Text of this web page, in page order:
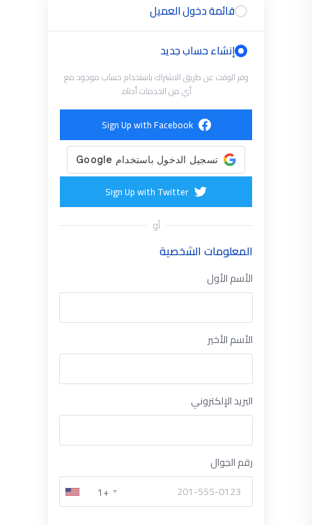
قائمة دخول العميل
إنشاء حساب جديد
وفر الوقت عن طريق الاشتراك باستخدام حساب موجود مع
أي من الخدمات أدناه.
Sign Up with Facebook
Sign Up with Twitter
أو
المعلومات الشخصية
الأسم الأول
الأسم الأخير
البريد الإلكتروني
رقم الجوال
+1